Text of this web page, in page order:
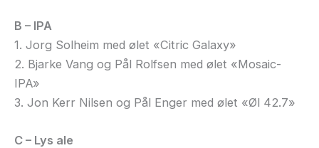
B – IPA
1. Jorg Solheim med ølet «Citric Galaxy»
2. Bjarke Vang og Pål Rolfsen med ølet «Mosaic-
IPA»
3. Jon Kerr Nilsen og Pål Enger med ølet «Øl 42.7»
C – Lys ale